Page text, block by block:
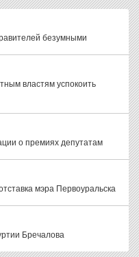
безумными
властям успокоить
о премиях депутатам
мэра Первоуральска
Бречалова